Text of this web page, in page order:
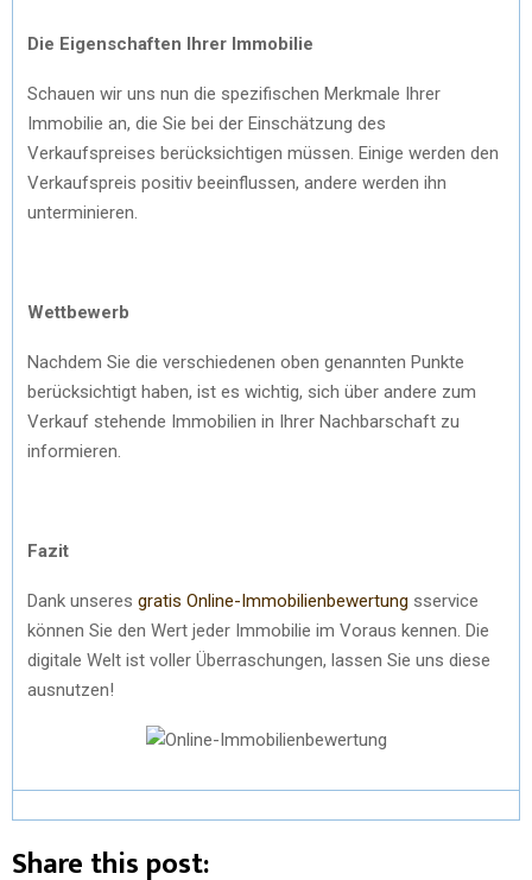
Die Eigenschaften Ihrer Immobilie
Schauen wir uns nun die spezifischen Merkmale Ihrer
Immobilie an, die Sie bei der Einschätzung des
Verkaufspreises berücksichtigen müssen. Einige werden den
Verkaufspreis positiv beeinflussen, andere werden ihn
unterminieren.
Wettbewerb
Nachdem Sie die verschiedenen oben genannten Punkte
berücksichtigt haben, ist es wichtig, sich über andere zum
Verkauf stehende Immobilien in Ihrer Nachbarschaft zu
informieren.
Fazit
Dank unseres gratis Online-Immobilienbewertung sservice
können Sie den Wert jeder Immobilie im Voraus kennen. Die
digitale Welt ist voller Überraschungen, lassen Sie uns diese
ausnutzen!
Share this post: